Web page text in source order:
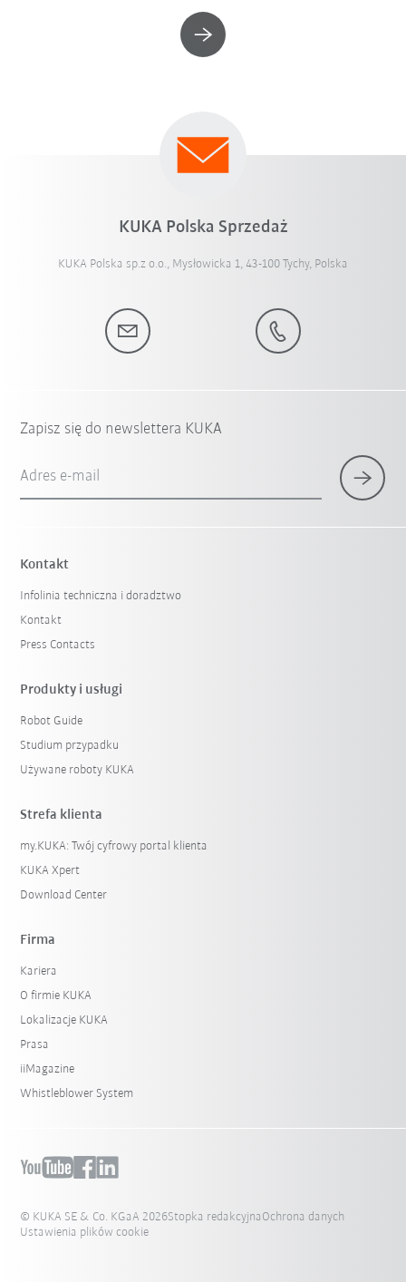
KUKA Polska Sprzedaż
KUKA Polska sp.z o.o., Mysłowicka 1, 43-100 Tychy, Polska
Zapisz się do newslettera KUKA
Adres e-mail
Kontakt
Infolinia techniczna i doradztwo
Kontakt
Press Contacts
Produkty i usługi
Robot Guide
Studium przypadku
Używane roboty KUKA
Strefa klienta
my.KUKA: Twój cyfrowy portal klienta
KUKA Xpert
Download Center
Firma
Kariera
O firmie KUKA
Lokalizacje KUKA
Prasa
iiMagazine
Whistleblower System
© KUKA SE & Co. KGaA 2026Stopka redakcyjna Ochrona danych
Ustawienia plików cookie